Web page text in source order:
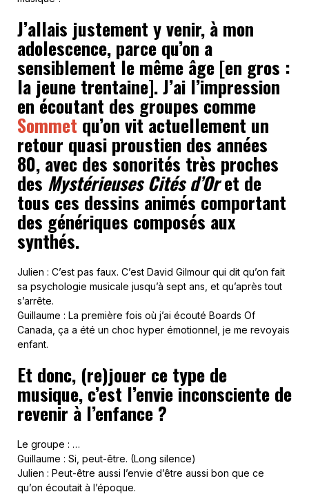
J’allais justement y venir, à mon
adolescence, parce qu’on a
sensiblement le même âge [en gros :
la jeune trentaine]. J’ai l’impression
en écoutant des groupes comme
Sommet qu’on vit actuellement un
retour quasi proustien des années
80, avec des sonorités très proches
des Mystérieuses Cités d’Oret de
tous ces dessins animés comportant
des génériques composés aux
synthés.
Julien : C’est pas faux. C’est David Gilmour qui dit qu’on fait
sa psychologie musicale jusqu’à sept ans, et qu’après tout
s’arrête.
Guillaume : La première fois où j’ai écouté Boards Of
Canada, ça a été un choc hyper émotionnel, je me revoyais
enfant.
Et donc, (re)jouer ce type de
musique, c’est l’envie inconsciente de
revenir à l’enfance ?
Le groupe : …
Guillaume : Si, peut-être. (Long silence)
Julien : Peut-être aussi l’envie d’être aussi bon que ce
qu’on écoutait à l’époque.